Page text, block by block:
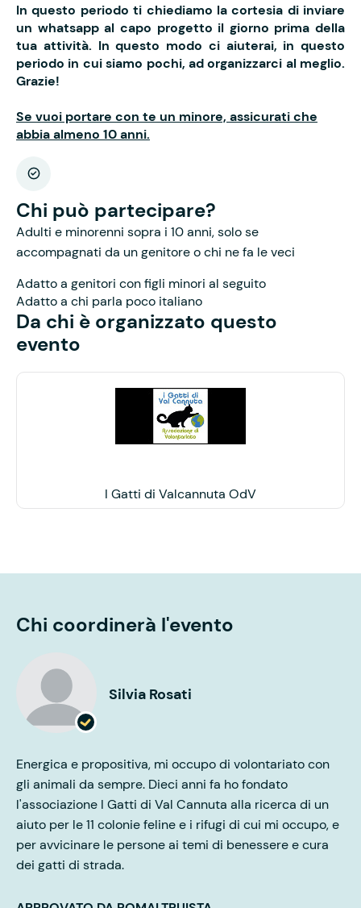
In questo periodo ti chiediamo la cortesia di inviare
un whatsapp al capo progetto il giorno prima della
tua attività. In questo modo ci aiuterai, in questo
periodo in cui siamo pochi, ad organizzarci al meglio.
Grazie!
Se vuoi portare con te un minore, assicurati che
abbia almeno 10 anni.
Chi può partecipare?
Adulti e minorenni sopra i 10 anni, solo se
accompagnati da un genitore o chi ne fa le veci
Adatto a genitori con figli minori al seguito
Adatto a chi parla poco italiano
Da chi è organizzato questo
evento
I Gatti di Valcannuta OdV
Chi coordinerà l'evento
Silvia Rosati
Energica e propositiva, mi occupo di volontariato con
gli animali da sempre. Dieci anni fa ho fondato
l'associazione I Gatti di Val Cannuta alla ricerca di un
aiuto per le 11 colonie feline e i rifugi di cui mi occupo, e
per avvicinare le persone ai temi di benessere e cura
dei gatti di strada.